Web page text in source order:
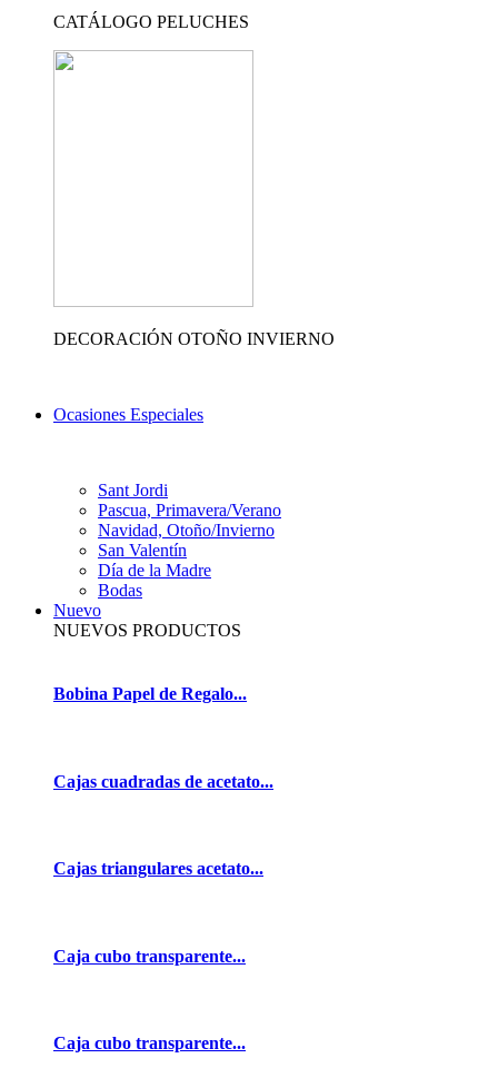
CATÁLOGO PELUCHES
DECORACIÓN OTOÑO INVIERNO
Ocasiones Especiales
Sant Jordi
Pascua, Primavera/Verano
Navidad, Otoño/Invierno
San Valentín
Día de la Madre
Bodas
Nuevo
NUEVOS PRODUCTOS
Bobina Papel de Regalo...
Cajas cuadradas de acetato...
Cajas triangulares acetato...
Caja cubo transparente...
Caja cubo transparente...